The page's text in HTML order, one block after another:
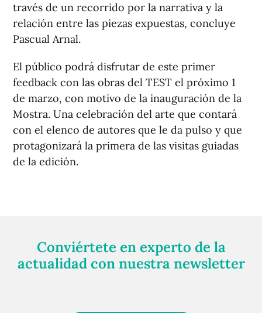
través de un recorrido por la narrativa y la
relación entre las piezas expuestas, concluye
Pascual Arnal.
El público podrá disfrutar de este primer
feedback con las obras del TEST el próximo 1
de marzo, con motivo de la inauguración de la
Mostra. Una celebración del arte que contará
con el elenco de autores que le da pulso y que
protagonizará la primera de las visitas guiadas
de la edición.
Conviértete en experto de la
actualidad con nuestra newsletter